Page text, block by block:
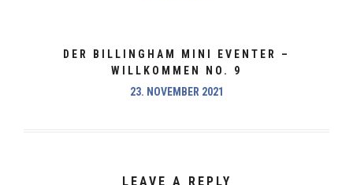
DER BILLINGHAM MINI EVENTER –
WILLKOMMEN NO. 9
23. NOVEMBER 2021
LEAVE A REPLY